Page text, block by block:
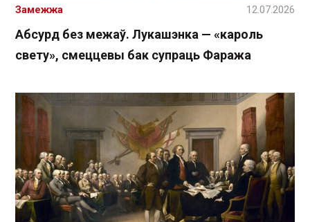
Абсурд без межаў. Лукашэнка — «кароль
свету», смеццевы бак супраць Фаража
Замежжа 12.07.2026